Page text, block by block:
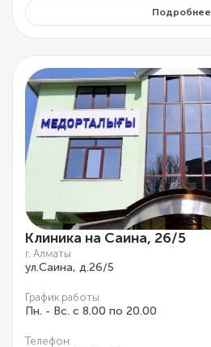
Подробнее
Клиника на Саина, 26/5
г. Алматы
ул.Саина, д.26/5
График работы
Пн. - Вс. с 8.00 по 20.00
Телефон